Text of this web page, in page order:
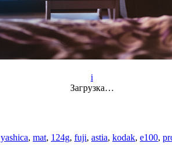
i
Загрузка…
yashica, mat, 124g, fuji, astia, kodak, e100,